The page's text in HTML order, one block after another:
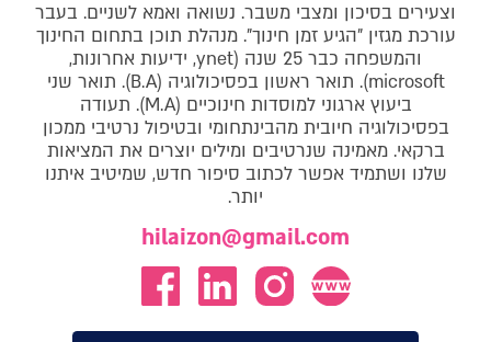
וצעירים בסיכון ומצבי משבר. נשואה ואמא לשניים. בעבר
עורכת מגזין "הגיע זמן חינוך". מנהלת תוכן בתחום החינוך
והמשפחה כבר 25 שנה (ynet, ידיעות אחרונות,
microsoft). תואר ראשון בפסיכולוגיה (B.A). תואר שני
ביעוץ ארגוני למוסדות חינוכיים (M.A). תעודה
בפסיכולוגיה חיובית מהבינתחומי ובטיפול נרטיבי ממכון
ברקאי. מאמינה שנרטיבים ומילים יוצרים את המציאות
שלנו ושתמיד אפשר לכתוב סיפור חדש, שמיטיב איתנו
יותר.
hilaizon@gmail.com